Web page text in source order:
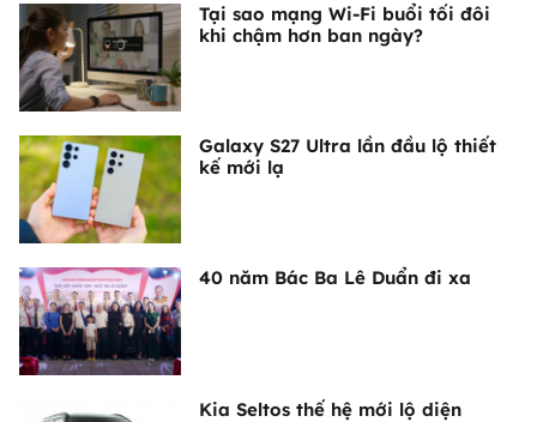
Tại sao mạng Wi-Fi buổi tối đôi
khi chậm hơn ban ngày?
Galaxy S27 Ultra lần đầu lộ thiết
kế mới lạ
40 năm Bác Ba Lê Duẩn đi xa
Kia Seltos thế hệ mới lộ diện